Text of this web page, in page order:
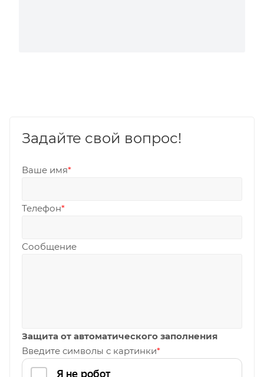
Задайте свой вопрос!
Ваше имя*
Телефон*
Сообщение
Защита от автоматического заполнения
Введите символы с картинки*